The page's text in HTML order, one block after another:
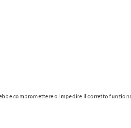
compromettere o impedire il corretto